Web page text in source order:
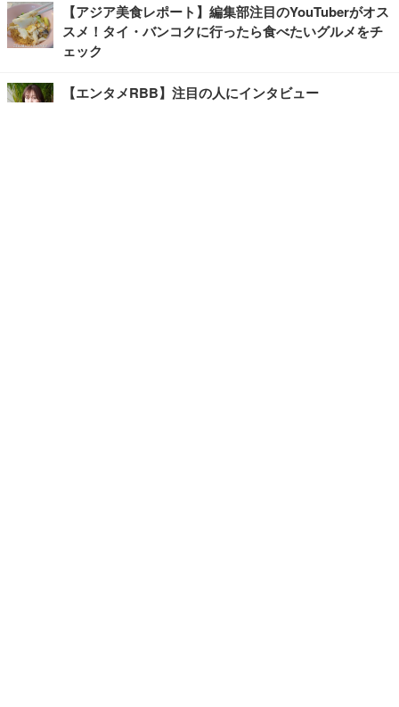
【アジア美食レポート】編集部注目のYouTuberがオス
スメ！タイ・バンコクに行ったら食べたいグルメをチ
ェック
【エンタメRBB】注目の人にインタビュー